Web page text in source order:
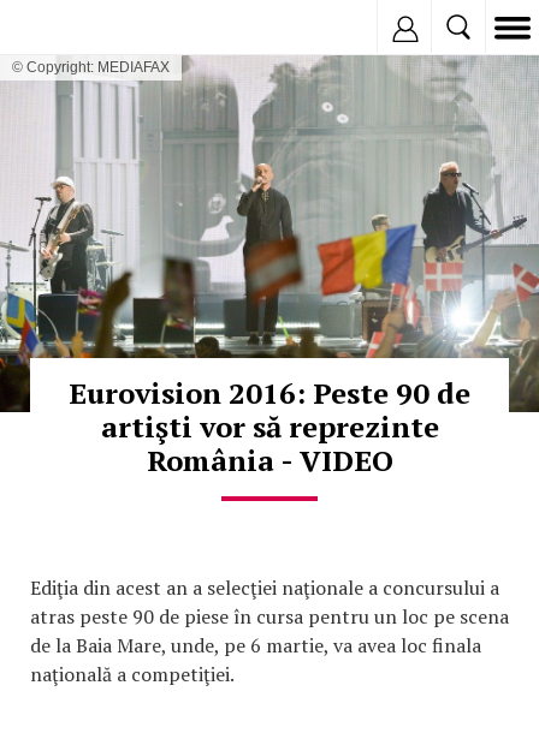
© Copyright: MEDIAFAX
Eurovision 2016: Peste 90 de
artişti vor să reprezinte
România - VIDEO
Ediţia din acest an a selecţiei naţionale a concursului a
atras peste 90 de piese în cursa pentru un loc pe scena
de la Baia Mare, unde, pe 6 martie, va avea loc finala
naţională a competiţiei.